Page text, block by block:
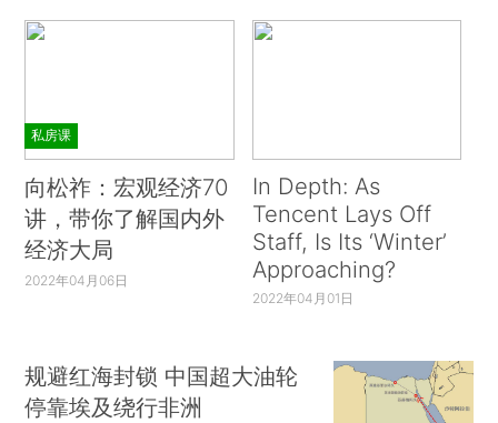
私房课
向松祚：宏观经济70
讲，带你了解国内外
经济大局
2022年04月06日
In Depth: As
Tencent Lays Off
Staff, Is Its ‘Winter’
Approaching?
2022年04月01日
规避红海封锁 中国超大油轮
停靠埃及绕行非洲